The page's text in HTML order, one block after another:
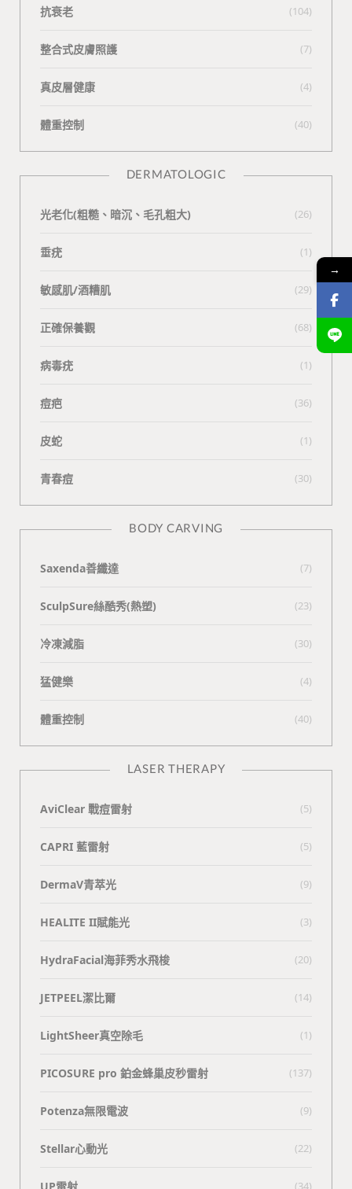
抗衰老 (104)
整合式皮膚照護 (7)
真皮層健康 (4)
體重控制 (40)
DERMATOLOGIC
光老化(粗糙、暗沉、毛孔粗大) (26)
垂疣 (1)
敏感肌/酒糟肌 (29)
正確保養觀 (68)
病毒疣 (1)
痘疤 (36)
皮蛇 (1)
青春痘 (30)
BODY CARVING
Saxenda善纖達 (7)
SculpSure絲酷秀(熱塑) (23)
冷凍減脂 (30)
猛健樂 (4)
體重控制 (40)
LASER THERAPY
AviClear 戰痘雷射 (5)
CAPRI 藍雷射 (5)
DermaV青萃光 (9)
HEALITE II賦能光 (3)
HydraFacial海菲秀水飛梭 (20)
JETPEEL潔比爾 (14)
LightSheer真空除毛 (1)
PICOSURE pro 鉑金蜂巢皮秒雷射 (137)
Potenza無限電波 (9)
Stellar心動光 (22)
UP雷射 (34)
→